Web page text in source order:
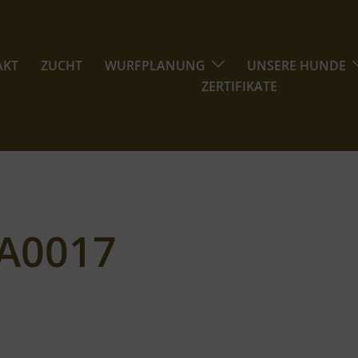
ZUCHT WURFPLANUNG
UNSERE HUNDE
ZERTIFIKATE